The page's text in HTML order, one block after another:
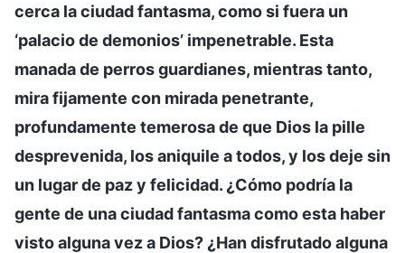
cerca la ciudad fantasma, como si fuera un
‘palacio de demonios’ impenetrable. Esta
manada de perros guardianes, mientras tanto,
mira fijamente con mirada penetrante,
profundamente temerosa de que Dios la pille
desprevenida, los aniquile a todos, y los deje sin
un lugar de paz y felicidad. ¿Cómo podría la
gente de una ciudad fantasma como esta haber
visto alguna vez a Dios? ¿Han disfrutado alguna